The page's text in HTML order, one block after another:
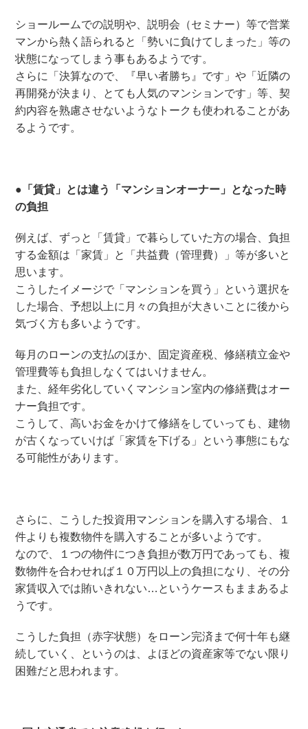
ショールームでの説明や、説明会（セミナー）等で営業
マンから熱く語られると「勢いに負けてしまった」等の
状態になってしまう事もあるようです。
さらに「決算なので、『早い者勝ち』です」や「近隣の
再開発が決まり、とても人気のマンションです」等、契
約内容を熟慮させないようなトークも使われることがあ
るようです。
●「賃貸」とは違う「マンションオーナー」となった時
の負担
例えば、ずっと「賃貸」で暮らしていた方の場合、負担
する金額は「家賃」と「共益費（管理費）」等が多いと
思います。
こうしたイメージで「マンションを買う」という選択を
した場合、予想以上に月々の負担が大きいことに後から
気づく方も多いようです。
毎月のローンの支払のほか、固定資産税、修繕積立金や
管理費等も負担しなくてはいけません。
また、経年劣化していくマンション室内の修繕費はオー
ナー負担です。
こうして、高いお金をかけて修繕をしていっても、建物
が古くなっていけば「家賃を下げる」という事態にもな
る可能性があります。
さらに、こうした投資用マンションを購入する場合、１
件よりも複数物件を購入することが多いようです。
なので、１つの物件につき負担が数万円であっても、複
数物件を合わせれば１０万円以上の負担になり、その分
家賃収入では賄いきれない…というケースもままあるよ
うです。
こうした負担（赤字状態）をローン完済まで何十年も継
続していく、というのは、よほどの資産家等でない限り
困難だと思われます。